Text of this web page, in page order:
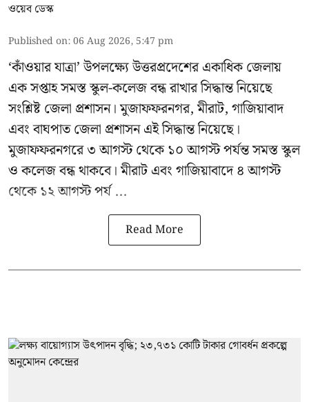
ওয়েব ডেস্ক
Published on:06 Aug 2026, 5:47 pm
‘কাঁওয়ার যাত্রা’উপলক্ষ্যে উত্তরপ্রদেশের একাধিক জেলায়
এক সপ্তাহ সমস্ত স্কুল-কলেজ বন্ধ রাখার সিদ্ধান্ত নিয়েছে
সংশ্লিষ্ট জেলা প্রশাসন। মুজাফফরনগর, মীরাট, গাজিয়াবাদ
এবং বাঘপাত জেলা প্রশাসন এই সিদ্ধান্ত নিয়েছে।
মুজাফফরনগরে ৩ আগস্ট থেকে ১০ আগস্ট পর্যন্ত সমস্ত স্কুল
ও কলেজ বন্ধ থাকবে। মীরাট এবং গাজিয়াবাদে ৪ আগস্ট
থেকে ১২ আগস্ট পর্য ...
Read More